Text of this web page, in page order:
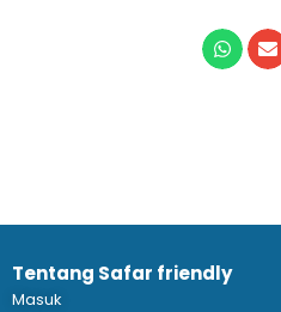
Tentang Safar friendly
Masuk